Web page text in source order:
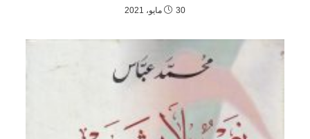
30 مايو، 2021